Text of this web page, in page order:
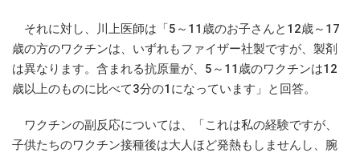
それに対し、川上医師は「5～11歳のお子さんと12歳～17
歳の方のワクチンは、いずれもファイザー社製ですが、製剤
は異なります。含まれる抗原量が、5～11歳のワクチンは12
歳以上のものに比べて3分の1になっています」と回答。
ワクチンの副反応については、「これは私の経験ですが、
子供たちのワクチン接種後は大人ほど発熱もしませんし、腕